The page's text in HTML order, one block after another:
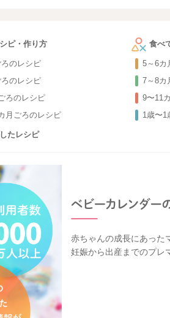
ピ・作り方
のレシピ
のレシピ
ろのレシピ
月ごろのレシピ
たレシピ
食べ
5～6カ
7～8カ
9〜11
1歳〜1
赤ちゃんの成長にあった
妊娠から出産までのプレ